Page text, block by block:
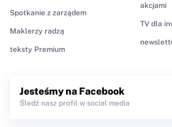
Spotkanie z zarządem
Maklerzy radzą
teksty Premium
akcjami
TV dla
Jesteśmy na Facebook
Śledź nasz profil w social media